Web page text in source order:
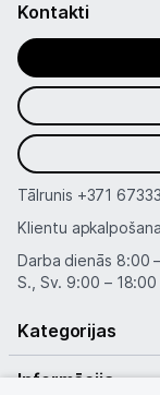
Piegāde
Tehnikas
Kontakti
Tālrunis +371
Klientu
Darba dienās 8:00
S., Sv. 9:00 – 18:00
Kategorijas
Informācija